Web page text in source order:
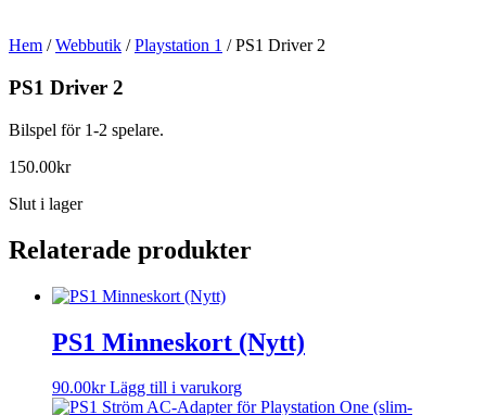
Hem /Webbutik /Playstation 1 / PS1 Driver 2
PS1 Driver 2
Bilspel för 1-2 spelare.
150.00kr
Slut i lager
Relaterade produkter
PS1 Minneskort (Nytt)
90.00kr Lägg till i varukorg